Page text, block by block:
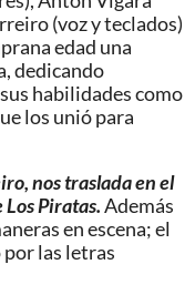
(voz y teclados)
edad una
dedicando
habilidades como
los unió para
nos traslada en el
Piratas.Además
en escena; el
las letras